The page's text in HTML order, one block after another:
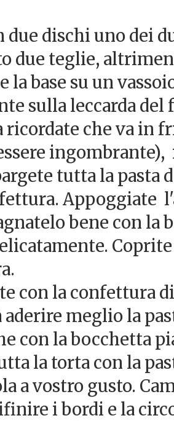
dischi uno dei
due teglie,
la base su un
sulla leccarda
ricordate che va in
tutta la pasta
Appoggiate
bene con la
con la confettura
aderire meglio la
con la bocchetta
la torta con la
a vostro gusto.
i bordi e la